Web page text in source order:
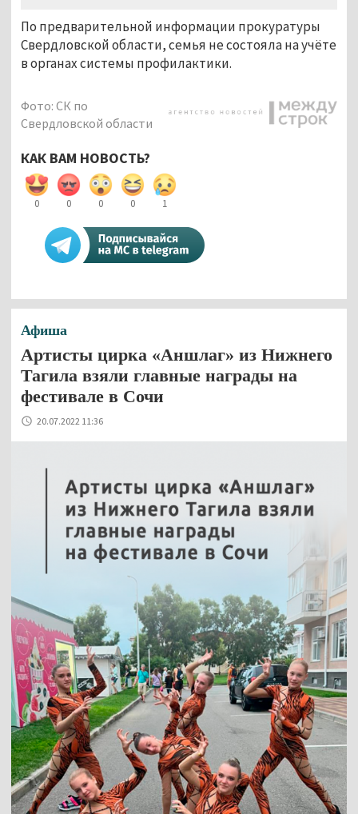
По предварительной информации прокуратуры
Свердловской области, семья не состояла на учёте
в органах системы профилактики.
Фото: СК по
Свердловской области
КАК ВАМ НОВОСТЬ?
0 0 0 0 1
Афиша
Артисты цирка «Аншлаг» из Нижнего
Тагила взяли главные награды на
фестивале в Сочи
20.07.2022 11:36